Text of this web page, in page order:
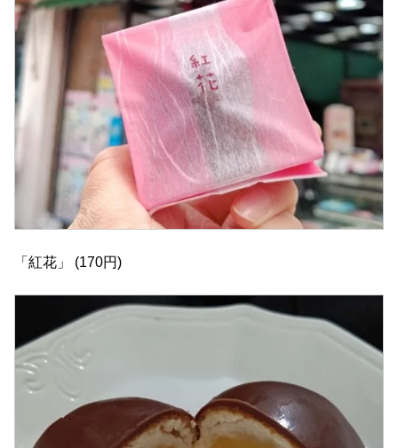
「紅花」 (170円)